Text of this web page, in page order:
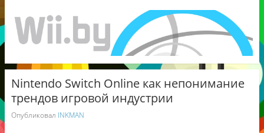
Nintendo Switch Online как непонимание
трендов игровой индустрии
Опубликовал INKMAN